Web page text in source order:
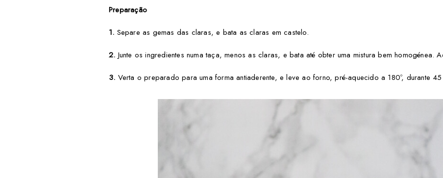
Preparação
1. Separe as gemas das claras, e bata as claras em castelo.
2. Junte os ingredientes numa taça, menos as claras, e bata até obter uma mistura bem homogénea.
3. Verta o preparado para uma forma antiaderente, e leve ao forno, pré-aquecido a 180º, durante 45